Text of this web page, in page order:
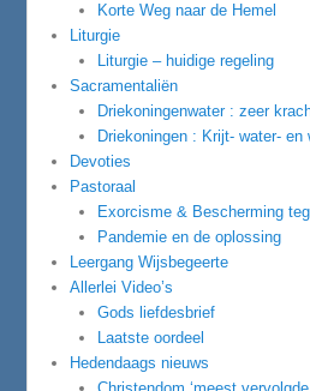
Korte Weg naar de Hemel
Liturgie
Liturgie – huidige regeling
Sacramentaliën
Driekoningenwater : zeer
Driekoningen : Krijt- water- en
Devoties
Pastoraal
Exorcisme & Bescherming
Pandemie en de oplossing
Leergang Wijsbegeerte
Allerlei Video’s
Gods liefdesbrief
Laatste oordeel
Hedendaags nieuws